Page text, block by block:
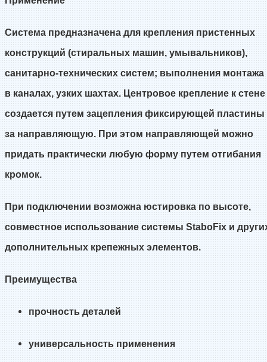
Система предназначена для крепления пристенных
конструкций (стиральных машин, умывальников),
санитарно-технических систем; выполнения монтажа
в каналах, узких шахтах. Центровое крепление к стене
создается путем зацепления фиксирующей пластины
за направляющую. При этом направляющей можно
придать практически любую форму путем отгибания
кромок.
При подключении возможна юстировка по высоте,
совместное использование системы StaboFix и
дополнительных крепежных элементов.
Преимущества
прочность деталей
универсальность применения